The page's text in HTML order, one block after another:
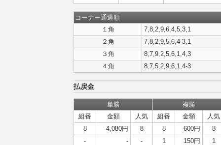
コーナー通過順
１角
7,8,2,9,6,4,5,3,1
２角
7,8,2,9,5,6,4-3,1
３角
8,7,9,2,5,6,1,4,3
４角
8,7,5,2,9,6,1,4-3
払戻金
単勝
複勝
組番
金額 人気 組番 金額
人気
8
4,080円 8 8 600円
8
-
- - 1 150円
1